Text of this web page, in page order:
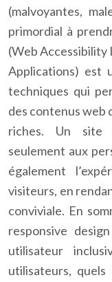
(malvoyantes,
primordial à
(Web
Applications) est
techniques qui
des contenus web
riches. Un site
seulement aux
également
visiteurs, en
conviviale. En
responsive
utilisateur
utilisateurs,